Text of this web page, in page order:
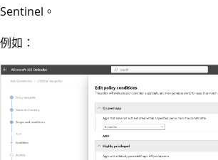
Sentinel。
例如：